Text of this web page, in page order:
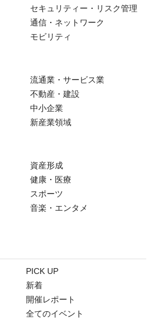
セキュリティー・リスク管理
通信・ネットワーク
モビリティ
流通業・サービス業
不動産・建設
中小企業
新産業領域
資産形成
健康・医療
スポーツ
音楽・エンタメ
PICK UP
新着
開催レポート
全てのイベント